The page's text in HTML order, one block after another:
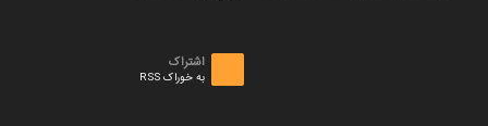
اشتراک
به خوراک RSS